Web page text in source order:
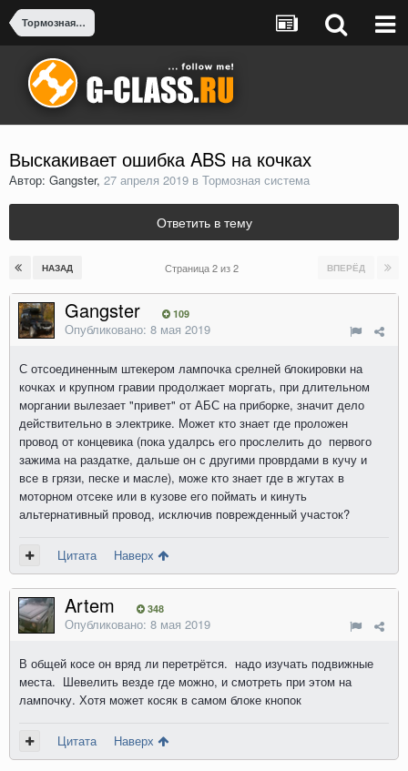
Тормозная система
Выскакивает ошибка ABS на кочках
Автор: Gangster, 27 апреля 2019 в Тормозная система
Ответить в тему
НАЗАД ВПЕРЁД
Страница 2 из 2
Gangster 109
Опубликовано: 8 мая 2019
С отсоединенным штекером лампочка срелней блокировки на
кочках и крупном гравии продолжает моргать, при длительном
моргании вылезает "привет" от АБС на приборке, значит дело
действительно в электрике. Может кто знает где проложен
провод от концевика (пока удалрсь его прослелить до первого
зажима на раздатке, дальше он с другими проврдами в кучу и
все в грязи, песке и масле), може кто знает где в жгутах в
моторном отсеке или в кузове его поймать и кинуть
альтернативный провод, исключив поврежденный участок?
Цитата Наверх
Artem 348
Опубликовано: 8 мая 2019
В общей косе он вряд ли перетрётся. надо изучать подвижные
места. Шевелить везде где можно, и смотреть при этом на
лампочку. Хотя может косяк в самом блоке кнопок
Цитата Наверх